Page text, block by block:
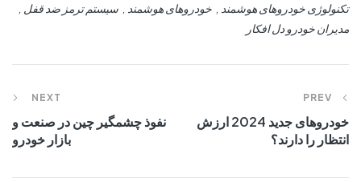
تکنولوژی خودروهای هوشمند خودروهای هوشمند
سیستم ترمز ضد قفل
مدیران خودرو دل افکار
PREV
خودروهای جدید 2024 ارزش
انتظار را دارند؟
NEXT
نفوذ چشمگیر چین در صنعت و
بازار خودرو